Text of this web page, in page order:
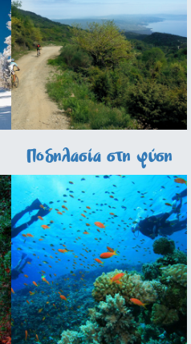
Ποδηλασία στη φύση